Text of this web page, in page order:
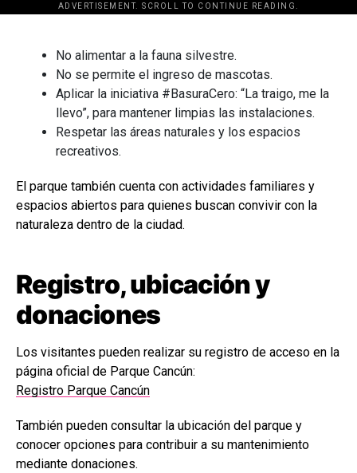
ADVERTISEMENT. SCROLL TO CONTINUE READING.
[adsforwp id="243463"]
No alimentar a la fauna silvestre.
No se permite el ingreso de mascotas.
Aplicar la iniciativa #BasuraCero: “La traigo, me la
llevo”, para mantener limpias las instalaciones.
Respetar las áreas naturales y los espacios
recreativos.
El parque también cuenta con actividades familiares y
espacios abiertos para quienes buscan convivir con la
naturaleza dentro de la ciudad.
Registro, ubicación y
donaciones
Los visitantes pueden realizar su registro de acceso en la
página oficial de Parque Cancún:
Registro Parque Cancún
También pueden consultar la ubicación del parque y
conocer opciones para contribuir a su mantenimiento
mediante donaciones.